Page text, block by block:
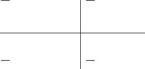
— —